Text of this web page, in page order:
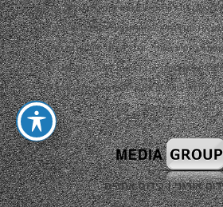
באישור קבלני המשנה ובשיתוף פעולה של פרסום
תוכן שלא לרוחך ובבעלותך זכויות יוצרים או
שהתוכן יופיע באתר, וגם לא כפרסום חינמי מצידנו,
כאן באתר או ברשתות החברתיות ואנו נענה
את הבעיה ו/או את אי הנעימות, תודה וסליחה
מראש, צוות אדמה.
אורגני|קידום אתרים